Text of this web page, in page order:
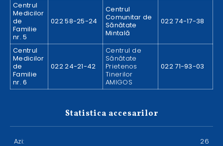
Centrul
Medicilor
de
Familie
nr. 5
022 58-25-24
Centrul
Comunitar de
Sănătate
Mintală
022 74-17-38
Centrul
Medicilor
de
Familie
nr. 6
022 24-21-42
Centrul de
Sănătate
Prietenos
Tinerilor
AMIGOS
022 71-93-03
Statistica accesarilor
Azi: 26